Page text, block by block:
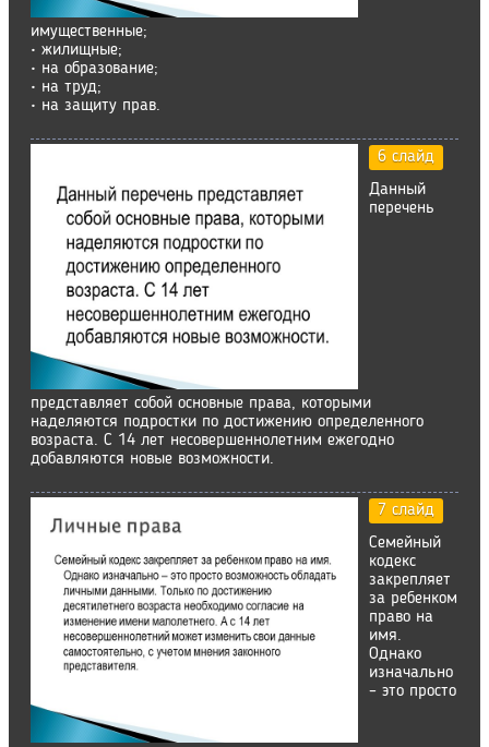
имущественные;
• жилищные;
• на образование;
• на труд;
• на защиту прав.
6 слайд
Данный
перечень
представляет собой основные права, которыми
наделяются подростки по достижению определенного
возраста. С 14 лет несовершеннолетним ежегодно
добавляются новые возможности.
7 слайд
Семейный
кодекс
закрепляет
за ребенком
право на
имя.
Однако
изначально
– это просто